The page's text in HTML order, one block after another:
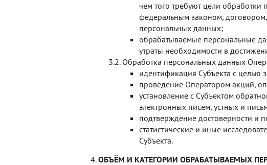
чем того требуют цели
федеральным законом,
персональных данных;
обрабатываемые персональные
утраты необходимости в
Обработка персональных данных
идентификация Субъекта с
проведение Оператором акций,
установление с Субъектом
электронных писем, устных и
подтверждение достоверности и
статистические и иные
Субъекта.
ОБЪЁМ И КАТЕГОРИИ ОБРАБАТЫВАЕМЫХ